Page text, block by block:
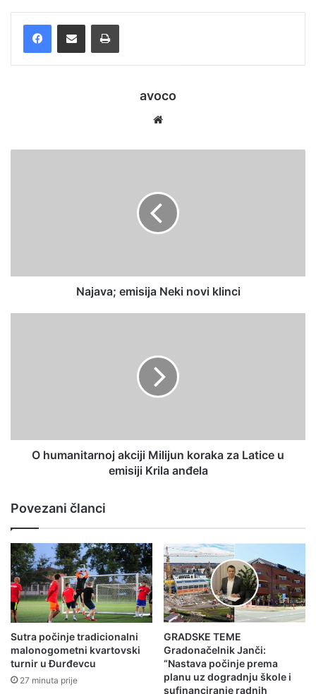
FacebookPodijelite putem e-pošte Ispis
avoco
Najava; emisija Neki novi klinci
O humanitarnoj akciji Milijun koraka za Latice u
emisiji Krila anđela
Povezani članci
Sutra počinje tradicionalni
malonogometni kvartovski
turnir u Đurđevcu
27 minuta prije
GRADSKE TEME
Gradonačelnik Janči:
“Nastava počinje prema
planu uz dogradnju škole i
sufinanciranje radnih